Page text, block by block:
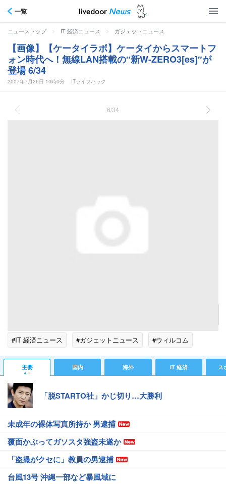
一覧
ニューストップ > IT 経済ニュース > ガジェットニュース
【画像】【ケータイラボ】ケータイからスマートフ
ォン時代へ！無線LAN搭載の″新W-ZERO3[es]″が
登場 6/34
2007年7月26日 10時0分 ITライフハック
6/34
#IT 経済ニュース #ガジェットニュース #ウィルコム
主要 国内 海外 IT 経済 ス
「脱STARTO社」かじ切り…大勝利
未成年の裸体写真所持か 男逮捕
覆面かぶってガソスタ強盗未遂か
「盗撮がクセに」教員の男逮捕
台風13号 沖縄一部など暴風域に